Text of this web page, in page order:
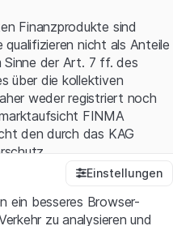
Finanzprodukte sind
nicht als Anteile
Sinne der Art. 7 ff. des
über die kollektiven
weder registriert noch
FINMA
den durch das KAG
der Leonteq Securities AG
Sie die rechtlichen
Einstellungen
ein besseres Browser-
zu analysieren und